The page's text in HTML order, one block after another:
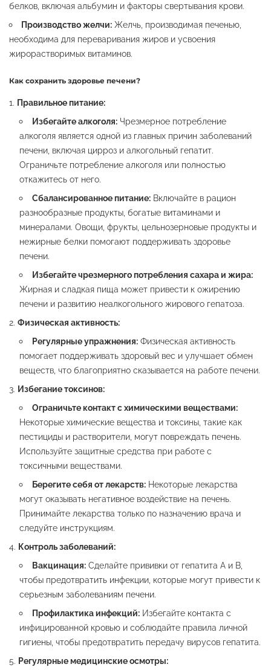
белков, включая альбумин и факторы свертывания крови.
Производство желчи: Желчь, производимая печенью,
необходима для переваривания жиров и усвоения
жирорастворимых витаминов.
Как сохранить здоровье печени?
Правильное питание:
Избегайте алкоголя:Чрезмерное потребление
алкоголя является одной из главных причин заболеваний
печени, включая цирроз и алкогольный гепатит.
Ограничьте потребление алкоголя или полностью
откажитесь от него.
Сбалансированное питание:Включайте в рацион
разнообразные продукты, богатые витаминами и
минералами. Овощи, фрукты, цельнозерновые продукты и
нежирные белки помогают поддерживать здоровье
печени.
Избегайте чрезмерного потребления сахара и жира:
Жирная и сладкая пища может привести к ожирению
печени и развитию неалкогольного жирового гепатоза.
Физическая активность:
Регулярные упражнения:Физическая активность
помогает поддерживать здоровый вес и улучшает обмен
веществ, что благоприятно сказывается на работе печени.
Избегание токсинов:
Ограничьте контакт с химическими веществами:
Некоторые химические вещества и токсины, такие как
пестициды и растворители, могут повреждать печень.
Используйте защитные средства при работе с
токсичными веществами.
Берегите себя от лекарств:Некоторые лекарства
могут оказывать негативное воздействие на печень.
Принимайте лекарства только по назначению врача и
следуйте инструкциям.
Контроль заболеваний:
Вакцинация:Сделайте прививки от гепатита A и B,
чтобы предотвратить инфекции, которые могут привести к
серьезным заболеваниям печени.
Профилактика инфекций:Избегайте контакта с
инфицированной кровью и соблюдайте правила личной
гигиены, чтобы предотвратить передачу вирусов гепатита.
Регулярные медицинские осмотры: